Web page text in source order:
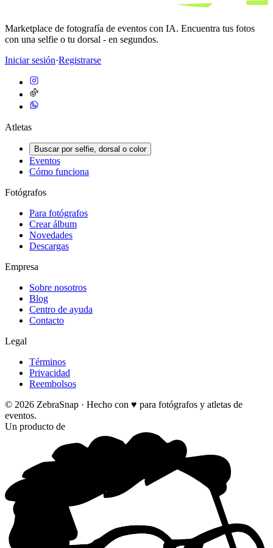
Marketplace de fotografía de eventos con IA. Encuentra tus fotos
con una selfie o tu dorsal - en segundos.
Iniciar sesión·Registrarse
Atletas
Buscar por selfie, dorsal o color
Eventos
Cómo funciona
Fotógrafos
Para fotógrafos
Crear álbum
Novedades
Descargas
Empresa
Sobre nosotros
Blog
Centro de ayuda
Contacto
Legal
Términos
Privacidad
Reembolsos
© 2026 ZebraSnap · Hecho con ♥ para fotógrafos y atletas de
eventos.
Un producto de